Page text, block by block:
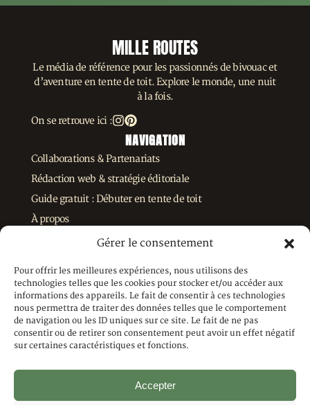
Gérer le consentement
Pour offrir les meilleures expériences, nous utilisons des
technologies telles que les cookies pour stocker et/ou accéder aux
informations des appareils. Le fait de consentir à ces technologies
nous permettra de traiter des données telles que le comportement
de navigation ou les ID uniques sur ce site. Le fait de ne pas
consentir ou de retirer son consentement peut avoir un effet négatif
sur certaines caractéristiques et fonctions.
Accepter
MILLE ROUTES
Le média de référence pour les passionnés de bivouac et
d’aventure en tente de toit. Explore le monde, une nuit
à la fois.
On se retrouve ici :
NAVIGATION
Collaborations & Partenariats
Rédaction web & stratégie éditoriale
Guide gratuit : Débuter en tente de toit
À propos
LÉGAL
Politique de confidentialité
Contact
NEWSLETTER